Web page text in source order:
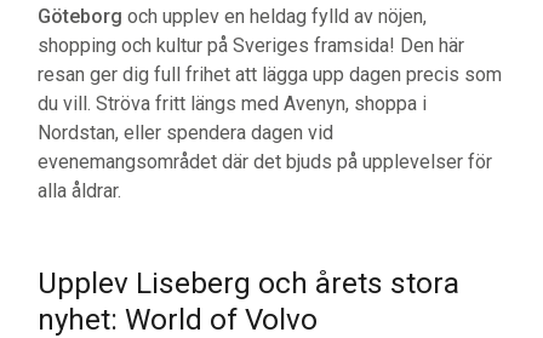
Göteborg och upplev en heldag fylld av nöjen,
shopping och kultur på Sveriges framsida! Den här
resan ger dig full frihet att lägga upp dagen precis som
du vill. Ströva fritt längs med Avenyn, shoppa i
Nordstan, eller spendera dagen vid
evenemangsområdet där det bjuds på upplevelser för
alla åldrar.
Upplev Liseberg och årets stora
nyhet: World of Volvo